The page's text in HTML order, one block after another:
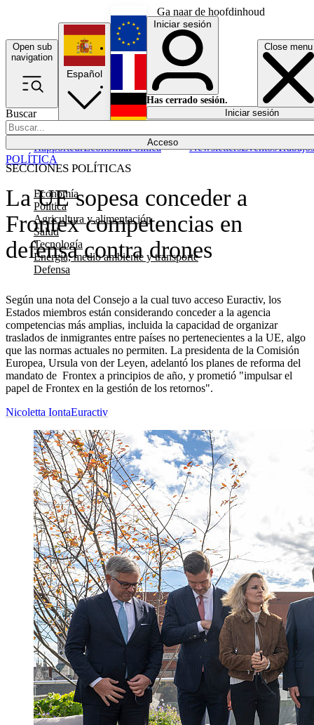
Ga naar de hoofdinhoud
Open sub
navigation
Close menu
Buscar
Acceso
SECCIONES POLÍTICAS
Economía
Política
Agricultura y alimentación
Salud
Tecnología
Energía, medio ambiente y transporte
Defensa
RapporteurEconomíaPolítica NewslettersEventosTrabajos
Español
English
Français
Iniciar sesión
Has cerrado sesión.
Iniciar sesión
La UE sopesa conceder a
Frontex competencias en
defensa contra drones
Según una nota del Consejo a la cual tuvo acceso Euractiv, los
Estados miembros están considerando conceder a la agencia
competencias más amplias, incluida la capacidad de organizar
traslados de inmigrantes entre países no pertenecientes a la UE, algo
que las normas actuales no permiten. La presidenta de la Comisión
Europea, Ursula von der Leyen, adelantó los planes de reforma del
mandato de Frontex a principios de año, y prometió "impulsar el
papel de Frontex en la gestión de los retornos".
POLÍTICA
Nicoletta IontaEuractiv